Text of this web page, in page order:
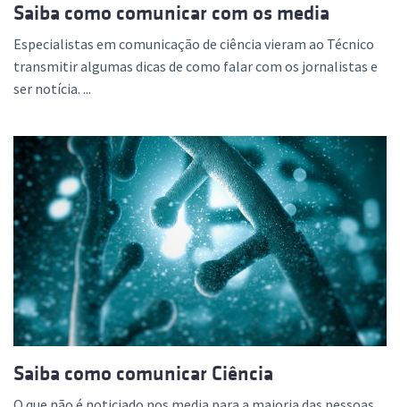
Saiba como comunicar com os media
Especialistas em comunicação de ciência vieram ao Técnico
transmitir algumas dicas de como falar com os jornalistas e
ser notícia. ...
Saiba como comunicar Ciência